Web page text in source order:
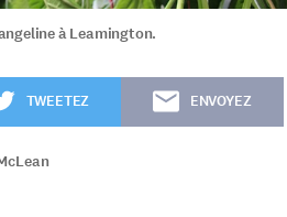
à Leamington.
TWEETEZ ENVOYEZ